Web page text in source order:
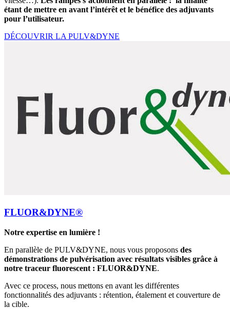
étant de mettre en avant l’intérêt et le bénéfice des adjuvants
pour l’utilisateur.
DÉCOUVRIR LA PULV&DYNE
FLUOR&DYNE®
Notre expertise en lumière !
En parallèle de PULV&DYNE, nous vous proposons des
démonstrations de pulvérisation avec résultats visibles grâce à
notre traceur fluorescent : FLUOR&DYNE.
Avec ce process, nous mettons en avant les différentes
fonctionnalités des adjuvants : rétention, étalement et couverture de
la cible.